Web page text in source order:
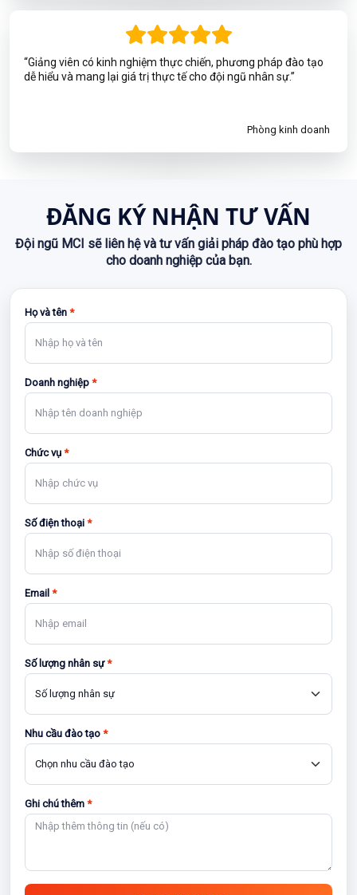
“Giảng viên có kinh nghiệm thực chiến, phương pháp đào tạo
dễ hiểu và mang lại giá trị thực tế cho đội ngũ nhân sự.”
Phòng kinh doanh
ĐĂNG KÝ NHẬN TƯ VẤN
Đội ngũ MCI sẽ liên hệ và tư vấn giải pháp đào tạo phù hợp
cho doanh nghiệp của bạn.
Họ và tên *
Doanh nghiệp *
Chức vụ *
Số điện thoại *
Email *
Số lượng nhân sự*
Nhu cầu đào tạo *
Ghi chú thêm *